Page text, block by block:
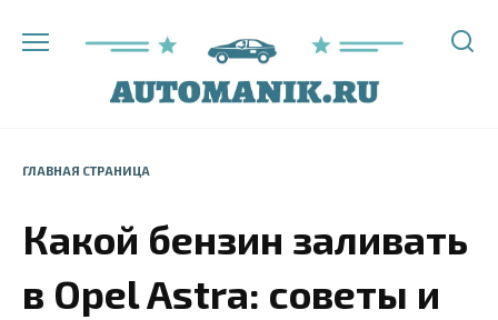
ГЛАВНАЯ СТРАНИЦА
Какой бензин заливать
в Opel Astra: советы и